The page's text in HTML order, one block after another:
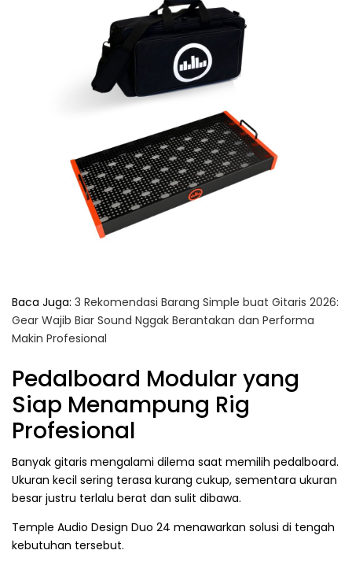
Baca Juga: 3 Rekomendasi Barang Simple buat Gitaris 2026:
Gear Wajib Biar Sound Nggak Berantakan dan Performa
Makin Profesional
Pedalboard Modular yang
Siap Menampung Rig
Profesional
Banyak gitaris mengalami dilema saat memilih pedalboard.
Ukuran kecil sering terasa kurang cukup, sementara ukuran
besar justru terlalu berat dan sulit dibawa.
Temple Audio Design Duo 24 menawarkan solusi di tengah
kebutuhan tersebut.